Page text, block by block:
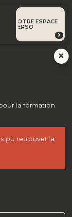
VOTRE ESPACE
PERSO
la formation
pu retrouver la